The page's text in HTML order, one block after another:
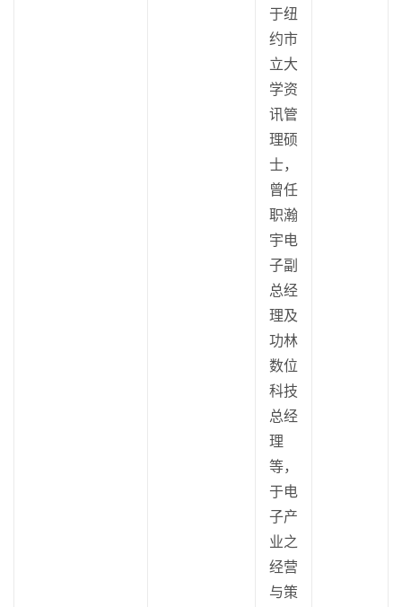
于纽
约市
立大
学资
讯管
理硕
士，
曾任
职瀚
宇电
子副
总经
理及
功林
数位
科技
总经
理
等，
于电
子产
业之
经营
与策